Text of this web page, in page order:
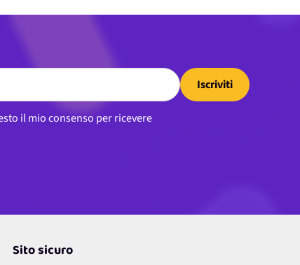
Iscriviti
il mio consenso per ricevere
Sito sicuro